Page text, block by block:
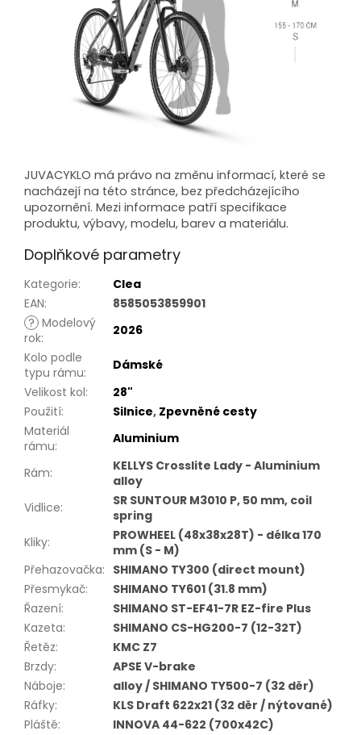
JUVACYKLO má právo na změnu informací, které se
nacházejí na této stránce, bez předcházejícího
upozornění. Mezi informace patří specifikace
produktu, výbavy, modelu, barev a materiálu.
Doplňkové parametry
Kategorie:
Clea
EAN:
8585053859901
? Modelový
rok:
2026
Kolo podle
typu rámu:
Dámské
Velikost kol:
28"
Použití: Silnice, Zpevněné cesty
Materiál
rámu: Aluminium
Rám:
KELLYS Crosslite Lady - Aluminium
alloy
Vidlice:
SR SUNTOUR M3010 P, 50 mm, coil
spring
Kliky:
PROWHEEL (48x38x28T) - délka 170
mm (S - M)
Přehazovačka: SHIMANO TY300 (direct mount)
Přesmykač:
SHIMANO TY601 (31.8 mm)
Řazení:
SHIMANO ST-EF41-7R EZ-fire Plus
Kazeta:
SHIMANO CS-HG200-7 (12-32T)
Řetěz:
KMC Z7
Brzdy:
APSE V-brake
Náboje:
alloy / SHIMANO TY500-7 (32 děr)
Ráfky:
KLS Draft 622x21 (32 děr / nýtované)
Pláště:
INNOVA 44-622 (700x42C)